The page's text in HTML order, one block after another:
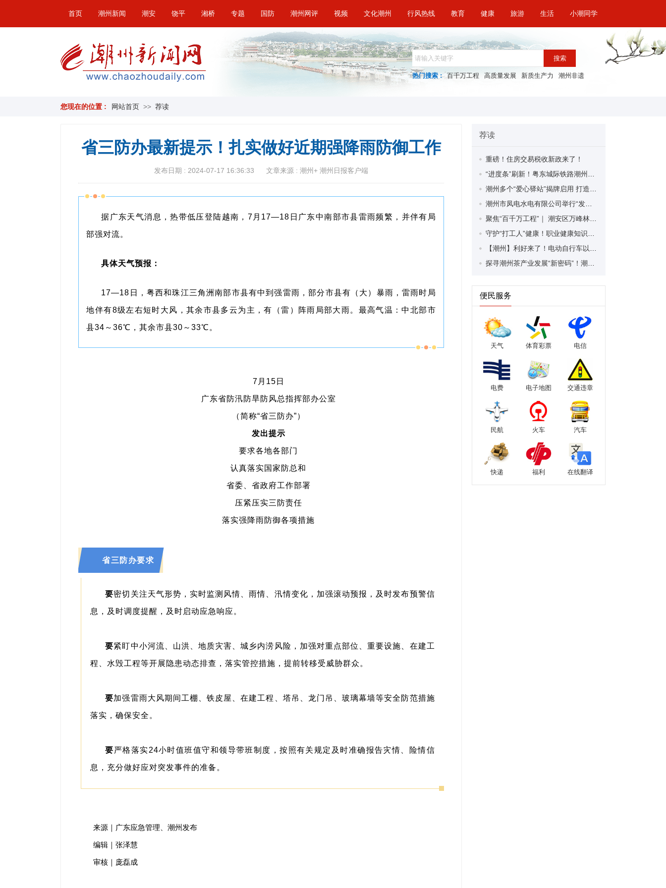
首页 潮州新闻 潮安 饶平 湘桥 专题 国防 潮州网评 视频 文化潮州 行风热线 教育 健康 旅游 生活 小潮同学
搜索
热门搜索 : 百千万工程 高质量发展 新质生产力 潮州非遗
您现在的位置 : 网站首页 >> 荐读
省三防办最新提示！扎实做好近期强降雨防御工作
发布日期 : 2024-07-17 16:36:33 文章来源 : 潮州+ 潮州日报客户端
据广东天气消息，热带低压登陆越南，7月17—18日广东中南部市县雷雨频繁，并伴有局
部强对流。
具体天气预报：
17—18日，粤西和珠江三角洲南部市县有中到强雷雨，部分市县有（大）暴雨，雷雨时局
地伴有8级左右短时大风，其余市县多云为主，有（雷）阵雨局部大雨。最高气温：中北部市
县34～36℃，其余市县30～33℃。
7月15日
广东省防汛防旱防风总指挥部办公室
（简称“省三防办”）
发出提示
要求各地各部门
认真落实国家防总和
省委、 省政府工作部署
压紧压实三防责任
落实强降雨防御各项措施
省三防办要求
要密切关注天气形势，实时监测风情、雨情、汛情变化，加强滚动预报，及时发布预警信
息，及时调度提醒，及时启动应急响应。
要紧盯中小河流、山洪、地质灾害、城乡内涝风险，加强对重点部位、重要设施、在建工
程、水毁工程等开展隐患动态排查，落实管控措施，提前转移受威胁群众。
要加强雷雨大风期间工棚、铁皮屋、在建工程、塔吊、龙门吊、玻璃幕墙等安全防范措施
落实，确保安全。
要严格落实24小时值班值守和领导带班制度，按照有关规定及时准确报告灾情、险情信
息，充分做好应对突发事件的准备。
来源｜广东应急管理、潮州发布
编辑｜张泽慧
审核｜庞磊成
荐读
重磅！住房交易税收新政来了！
便民服务
天气 体育彩票 电信
电费 电子地图 交通违章
民航 火车 汽车
快递 福利 在线翻译